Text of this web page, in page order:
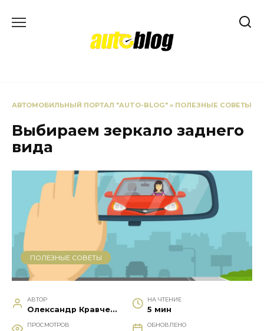
АВТОМОБИЛЬНЫЙ ПОРТАЛ "AUTO-BLOG" » ПОЛЕЗНЫЕ СОВЕТЫ
Выбираем зеркало заднего
вида
ПОЛЕЗНЫЕ СОВЕТЫ
АВТОР
Олександр Кравченко
НА ЧТЕНИЕ
5 мин
ПРОСМОТРОВ ОБНОВЛЕНО